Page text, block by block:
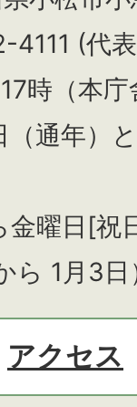
4111 (代
時（本
（通年）と
金曜日[祝
ら 1月3
アクセス